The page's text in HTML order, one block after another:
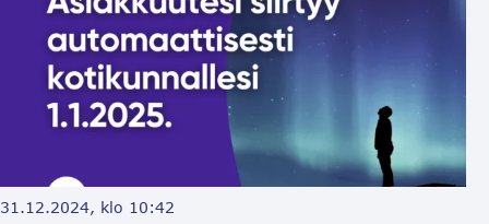
31.12.2024, klo 10:42